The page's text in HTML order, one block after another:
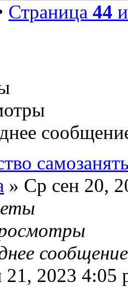
Страница 44
» Ср сен 20,
21, 2023 4:05